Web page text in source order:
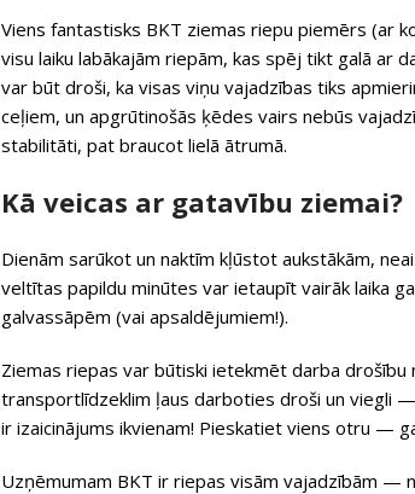
Viens fantastisks BKT ziemas riepu piemērs (ar
visu laiku labākajām riepām, kas spēj tikt galā ar
var būt droši, ka visas viņu vajadzības tiks
ceļiem, un apgrūtinošās ķēdes vairs nebūs
stabilitāti, pat braucot lielā ātrumā.
Kā veicas ar gatavību ziemai?
Dienām sarūkot un naktīm kļūstot aukstākām,
veltītas papildu minūtes var ietaupīt vairāk laika
galvassāpēm (vai apsaldējumiem!).
Ziemas riepas var būtiski ietekmēt darba
transportlīdzeklim ļaus darboties droši un viegli
ir izaicinājums ikvienam! Pieskatiet viens otru —
Uzņēmumam BKT ir riepas visām vajadzībām —